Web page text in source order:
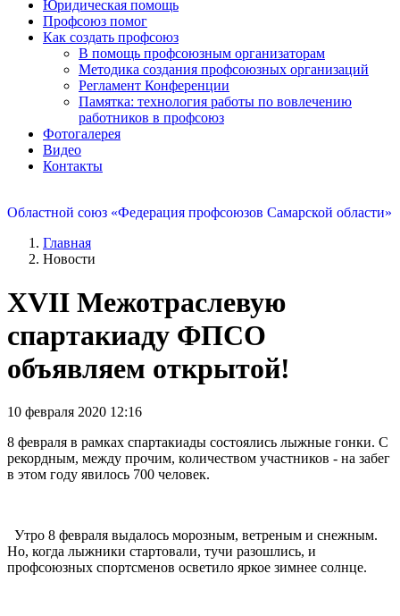
Юридическая помощь
Профсоюз помог
Как создать профсоюз
В помощь профсоюзным организаторам
Методика создания профсоюзных организаций
Регламент Конференции
Памятка: технология работы по вовлечению
работников в профсоюз
Фотогалерея
Видео
Контакты
Областной союз «Федерация профсоюзов Самарской области»
Главная
Новости
XVII Межотраслевую
спартакиаду ФПСО
объявляем открытой!
10 февраля 2020 12:16
8 февраля в рамках спартакиады состоялись лыжные гонки. С
рекордным, между прочим, количеством участников - на забег
в этом году явилось 700 человек.
Утро 8 февраля выдалось морозным, ветреным и снежным.
Но, когда лыжники стартовали, тучи разошлись, и
профсоюзных спортсменов осветило яркое зимнее солнце.